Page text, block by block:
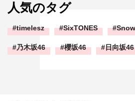
人気のタグ
timelesz SixTONES
乃木坂46 櫻坂46 日向坂46